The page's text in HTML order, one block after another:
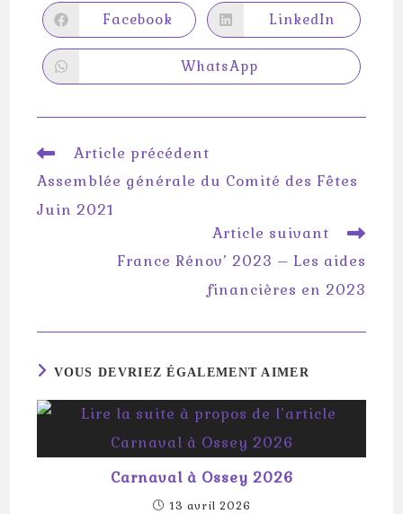
CONTENU
Ouvrir
dans
une
Facebook Ouvrir
dans
une
LinkedIn
Ouvrir
dans
fenêtre
WhatsApp
Read
articles
Article précédent
Assemblée générale du Comité des Fêtes
Juin 2021
Article suivant
France Rénov’ 2023 – Les aides
financières en 2023
VOUS DEVRIEZ ÉGALEMENT AIMER
Carnaval à Ossey 2026
13 avril 2026